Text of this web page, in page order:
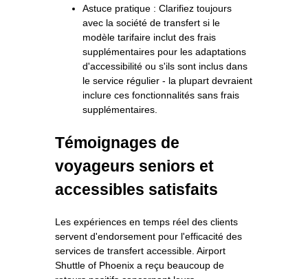
Astuce pratique : Clarifiez toujours
avec la société de transfert si le
modèle tarifaire inclut des frais
supplémentaires pour les adaptations
d'accessibilité ou s'ils sont inclus dans
le service régulier - la plupart devraient
inclure ces fonctionnalités sans frais
supplémentaires.
Témoignages de
voyageurs seniors et
accessibles satisfaits
Les expériences en temps réel des clients
servent d'endorsement pour l'efficacité des
services de transfert accessible. Airport
Shuttle of Phoenix a reçu beaucoup de